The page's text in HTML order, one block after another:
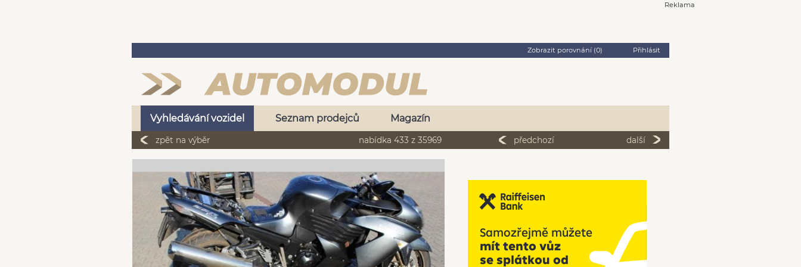
Reklama
Zobrazit porovnání (0) Přihlásit
Vyhledávání vozidel Seznam prodejců Magazín
zpět na výběr nabídka 433 z 35969 předchozí další